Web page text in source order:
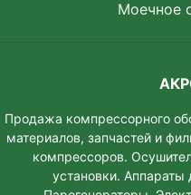
Моечное
Продажа компрессорного
материалов, запчастей и
компрессоров.
установки. Аппараты